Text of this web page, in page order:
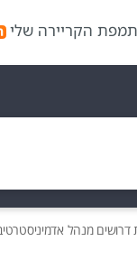
מפת הקריירה שלי
דרושים מנהל